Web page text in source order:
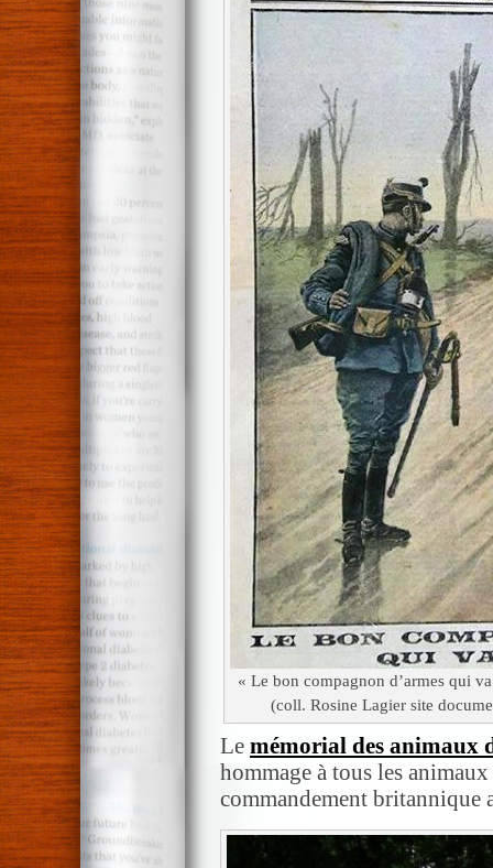
« Le bon compagnon d’armes qui
(coll. Rosine Lagier site
Le mémorial des animaux
hommage à tous les
commandement britannique